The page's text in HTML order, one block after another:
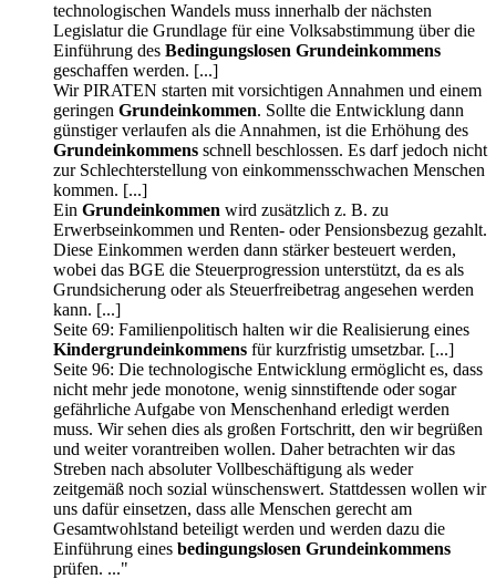
technologischen Wandels muss innerhalb der nächsten
Legislatur die Grundlage für eine Volksabstimmung über die
Einführung des Bedingungslosen Grundeinkommens
geschaffen werden. [...]
Wir PIRATEN starten mit vorsichtigen Annahmen und einem
geringen Grundeinkommen. Sollte die Entwicklung dann
günstiger verlaufen als die Annahmen, ist die Erhöhung des
Grundeinkommens schnell beschlossen. Es darf jedoch nicht
zur Schlechterstellung von einkommensschwachen Menschen
kommen. [...]
Ein Grundeinkommen wird zusätzlich z. B. zu
Erwerbseinkommen und Renten- oder Pensionsbezug gezahlt.
Diese Einkommen werden dann stärker besteuert werden,
wobei das BGE die Steuerprogression unterstützt, da es als
Grundsicherung oder als Steuerfreibetrag angesehen werden
kann. [...]
Seite 69: Familienpolitisch halten wir die Realisierung eines
Kindergrundeinkommens für kurzfristig umsetzbar. [...]
Seite 96: Die technologische Entwicklung ermöglicht es, dass
nicht mehr jede monotone, wenig sinnstiftende oder sogar
gefährliche Aufgabe von Menschenhand erledigt werden
muss. Wir sehen dies als großen Fortschritt, den wir begrüßen
und weiter vorantreiben wollen. Daher betrachten wir das
Streben nach absoluter Vollbeschäftigung als weder
zeitgemäß noch sozial wünschenswert. Stattdessen wollen wir
uns dafür einsetzen, dass alle Menschen gerecht am
Gesamtwohlstand beteiligt werden und werden dazu die
Einführung eines bedingungslosen Grundeinkommens
prüfen. ..."